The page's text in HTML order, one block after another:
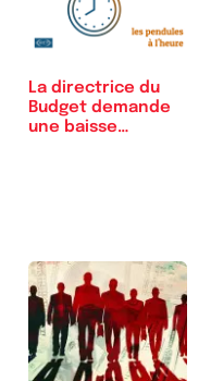
La directrice du
Budget demande
une baisse…